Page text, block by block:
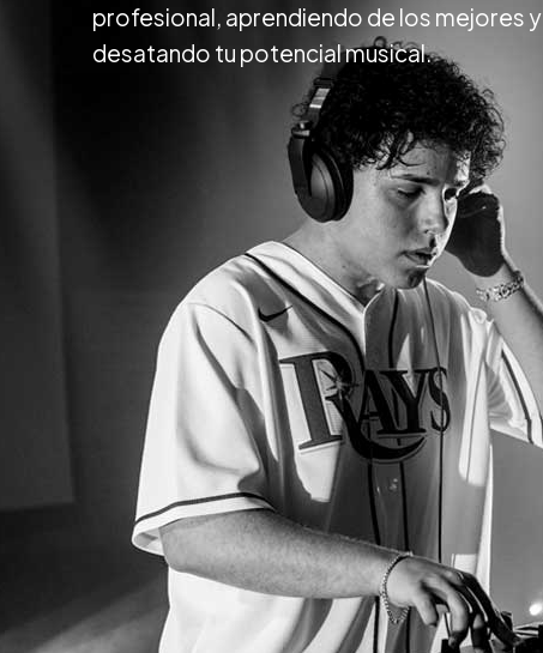
profesional, aprendiendo de los mejores y
desatando tu potencial musical.